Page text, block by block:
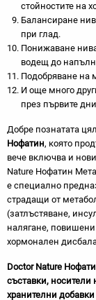
стойностите на
Балансиране
при глад.
Понижаване
водещ до
Подобряване на
И още много
през първите
Добре познатата
Нофатин, която
вече включва и
Nature Нофатин
е специално
страдащи от
(затлъстяване,
налягане, повишени
хормонален
Doctor Nature
съставки,
хранителни добавки